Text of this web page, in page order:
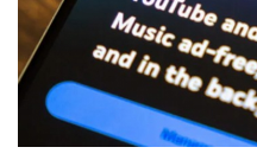
Thế giới thể thao
eSports
Hậu trường